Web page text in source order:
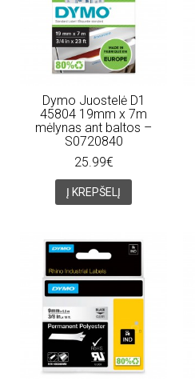
Dymo Juostelė D1
45804 19mm x 7m
mėlynas ant baltos –
S0720840
25.99€
Į KREPŠELĮ